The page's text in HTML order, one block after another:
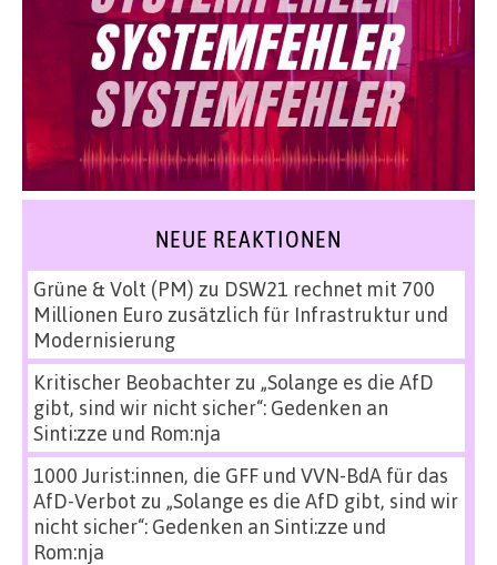
NEUE REAKTIONEN
Grüne & Volt (PM) zu DSW21 rechnet mit 700
Millionen Euro zusätzlich für Infrastruktur und
Modernisierung
Kritischer Beobachterzu „Solange es die AfD
gibt, sind wir nicht sicher“: Gedenken an
Sinti:zze und Rom:nja
1000 Jurist:innen, die GFF und VVN-BdA für das
AfD-Verbot zu „Solange es die AfD gibt, sind wir
nicht sicher“: Gedenken an Sinti:zze und
Rom:nja